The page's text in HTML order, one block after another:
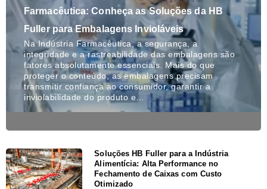
Farmacêutica: Conheça as Soluções da HB
Fuller para Embalagens Invioláveis
Na Indústria Farmacêutica, a segurança, a
integridade e a rastreabilidade das embalagens são
fatores absolutamente essenciais. Mais do que
proteger o conteúdo, as embalagens precisam
transmitir confiança ao consumidor, garantir a
inviolabilidade do produto e…
Soluções HB Fuller para a Indústria
Alimentícia: Alta Performance no
Fechamento de Caixas com Custo
Otimizado